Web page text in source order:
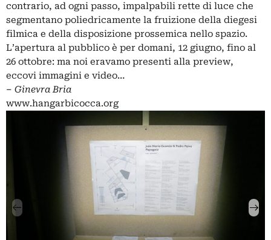
contrario, ad ogni passo, impalpabili rette di luce che
segmentano poliedricamente la fruizione della diegesi
filmica e della disposizione prossemica nello spazio.
L’apertura al pubblico è per domani, 12 giugno, fino al
26 ottobre: ma noi eravamo presenti alla preview,
eccovi immagini e video…
– Ginevra Bria
www.hangarbicocca.org